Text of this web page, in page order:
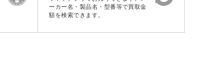
ーカー名・製品名・型番等で買取金
額を検索できます。